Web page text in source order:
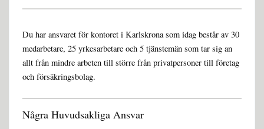
Du har ansvaret för kontoret i Karlskrona som idag består av 30
medarbetare, 25 yrkesarbetare och 5 tjänstemän som tar sig an
allt från mindre arbeten till större från privatpersoner till företag
och försäkringsbolag.
Några Huvudsakliga Ansvar